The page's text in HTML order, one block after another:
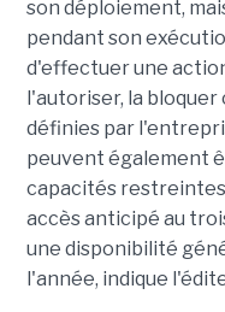
son déploiement,
pendant son
d'effectuer une
l'autoriser, la
définies par
peuvent également
capacités
accès anticipé au
une disponibilité
l'année, indique